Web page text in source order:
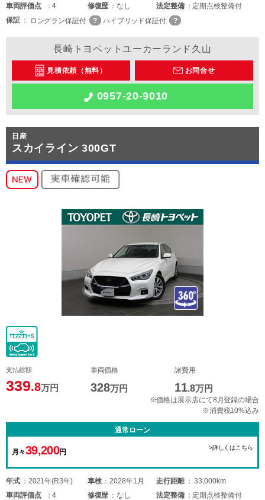
車両評価点 4 修復歴 なし 法定整備
定期点検整備付
保証
ロングラン保証付 ハイブリッド保証付
長崎トヨペットユーカーランド久山
見積依頼（無料） お問合せ
0957-20-9010
日産
スカイライン 300GT
支払総額
339.8万円
車両価格
328万円
諸費用
11.8万円
※価格は展示店にて8月登録の場合
※消費税10%込み
通常ローン
月々39,200円
>詳しくはこちら
年式 2021年(R3年) 車検 2028年1月 走行距離
33,000km
車両評価点 4 修復歴 なし 法定整備
定期点検整備付